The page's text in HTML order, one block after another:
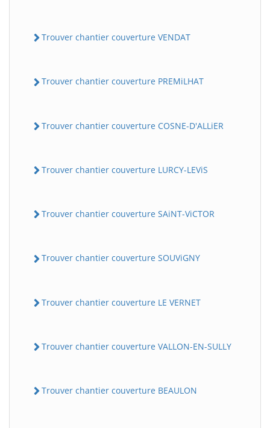
Trouver chantier couverture VENDAT
Trouver chantier couverture PREMiLHAT
Trouver chantier couverture COSNE-D'ALLiER
Trouver chantier couverture LURCY-LEViS
Trouver chantier couverture SAiNT-ViCTOR
Trouver chantier couverture SOUViGNY
Trouver chantier couverture LE VERNET
Trouver chantier couverture VALLON-EN-SULLY
Trouver chantier couverture BEAULON